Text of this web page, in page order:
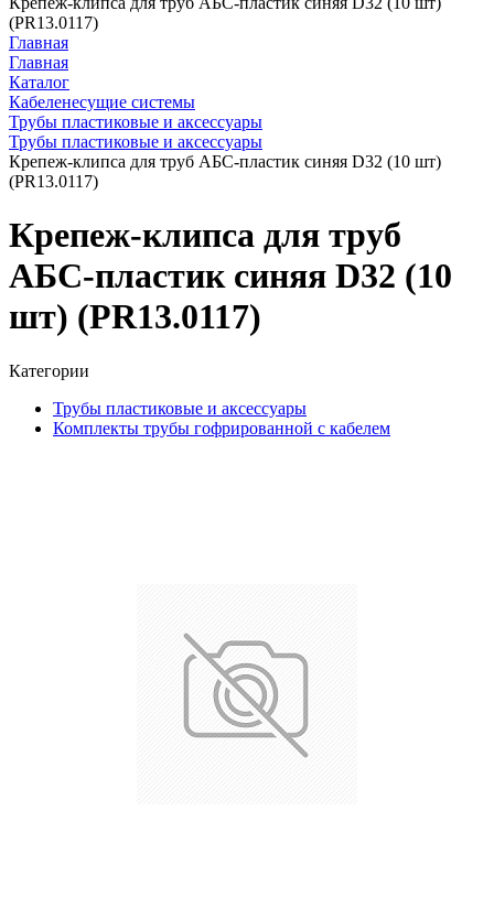
(PR13.0117)
Главная
Главная
Каталог
Кабеленесущие системы
Трубы пластиковые и аксессуары
Трубы пластиковые и аксессуары
Крепеж-клипса для труб АБС-пластик синяя D32 (10 шт)
(PR13.0117)
Крепеж-клипса для труб
АБС-пластик синяя D32 (10
шт) (PR13.0117)
Категории
Трубы пластиковые и аксессуары
Комплекты трубы гофрированной с кабелем